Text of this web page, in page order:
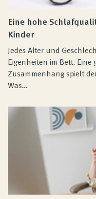
Eine hohe
Kinder
Jedes Alter und
Eigenheiten im Bett. Eine
Zusammenhang spielt
Was...